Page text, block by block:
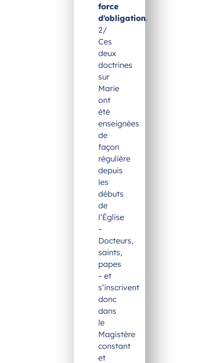
force
d’obligation.
2/
Ces
deux
doctrines
sur
Marie
ont
été
enseignées
de
façon
régulière
depuis
les
débuts
de
l’Église
–
Docteurs,
saints,
papes
– et
s’inscrivent
donc
dans
le
Magistère
constant
et